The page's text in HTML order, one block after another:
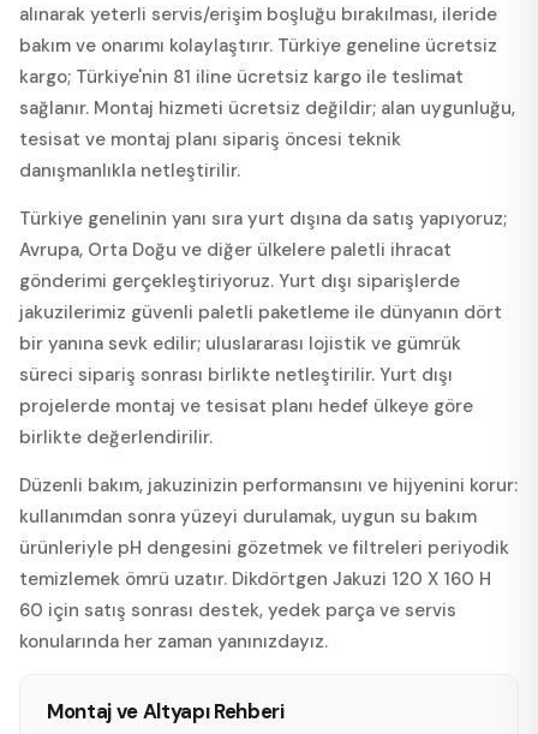
alınarak yeterli servis/erişim boşluğu bırakılması, ileride
bakım ve onarımı kolaylaştırır. Türkiye geneline ücretsiz
kargo; Türkiye'nin 81 iline ücretsiz kargo ile teslimat
sağlanır. Montaj hizmeti ücretsiz değildir; alan uygunluğu,
tesisat ve montaj planı sipariş öncesi teknik
danışmanlıkla netleştirilir.
Türkiye genelinin yanı sıra yurt dışına da satış yapıyoruz;
Avrupa, Orta Doğu ve diğer ülkelere paletli ihracat
gönderimi gerçekleştiriyoruz. Yurt dışı siparişlerde
jakuzilerimiz güvenli paletli paketleme ile dünyanın dört
bir yanına sevk edilir; uluslararası lojistik ve gümrük
süreci sipariş sonrası birlikte netleştirilir. Yurt dışı
projelerde montaj ve tesisat planı hedef ülkeye göre
birlikte değerlendirilir.
Düzenli bakım, jakuzinizin performansını ve hijyenini korur:
kullanımdan sonra yüzeyi durulamak, uygun su bakım
ürünleriyle pH dengesini gözetmek ve filtreleri periyodik
temizlemek ömrü uzatır. Dikdörtgen Jakuzi 120 X 160 H
60 için satış sonrası destek, yedek parça ve servis
konularında her zaman yanınızdayız.
Montaj ve Altyapı Rehberi